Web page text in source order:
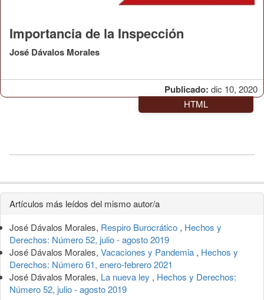
Publicado: dic 10, 2020
Importancia de la Inspección
José Dávalos Morales
HTML
Detalles
del
artículo
Artículos más leídos del mismo autor/a
José Dávalos Morales, Respiro Burocrático , Hechos y
Derechos: Número 52, julio - agosto 2019
José Dávalos Morales, Vacaciones y Pandemia , Hechos y
Derechos: Número 61, enero-febrero 2021
José Dávalos Morales, La nueva ley , Hechos y Derechos:
Número 52, julio - agosto 2019